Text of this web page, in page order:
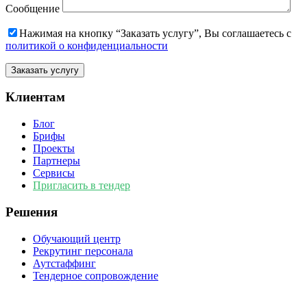
Сообщение
Нажимая на кнопку “Заказать услугу”, Вы соглашаетесь с
политикой о конфиденциальности
Клиентам
Блог
Брифы
Проекты
Партнеры
Сервисы
Пригласить в тендер
Решения
Обучающий центр
Рекрутинг персонала
Аутстаффинг
Тендерное сопровождение